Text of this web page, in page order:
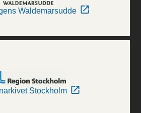
Waldemarsudde
Stockholm